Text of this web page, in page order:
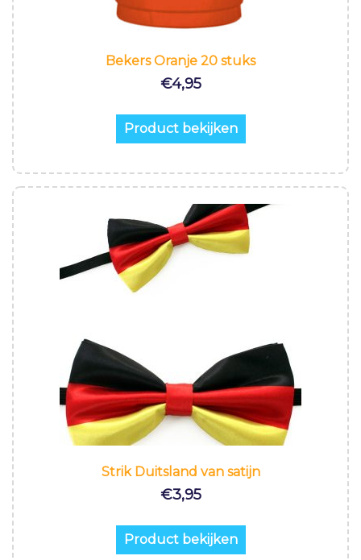
Bekers Oranje 20 stuks
€4,95
Product bekijken
Strik Duitsland van satijn
€3,95
Product bekijken